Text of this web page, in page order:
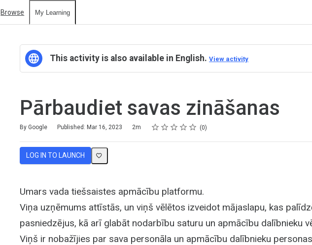
Browse My Learning
This activity is also available in English. View activity
Pārbaudiet savas zināšanas
By Google Published: Mar 16, 2023 2m Rating
1 star
2 stars
3 stars
4 stars
5 stars 0
LOG IN TO LAUNCH
Umars vada tiešsaistes apmācību platformu.
Viņa uzņēmums attīstās, un viņš vēlētos izveidot mājaslapu, kas
pasniedzējus, kā arī glabāt nodarbību saturu un apmācību dalībnieku
Viņš ir nobažījies par sava personāla un apmācību dalībnieku